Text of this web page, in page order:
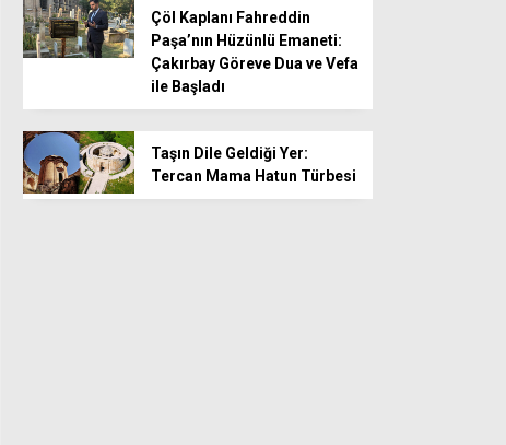
Çöl Kaplanı Fahreddin
Paşa’nın Hüzünlü Emaneti:
Çakırbay Göreve Dua ve Vefa
ile Başladı
Taşın Dile Geldiği Yer:
Tercan Mama Hatun Türbesi